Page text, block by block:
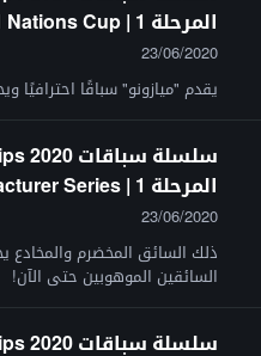
المرحلة 1 | Nations Cup الجولة .10 | آسيا
23/06/2020
يقدم "ميازونو" سباقًا احترافيًا
المرحلة 1 | Manufacturer Series الجولة .10 | آسيا
23/06/2020
ذلك السائق المخضرم
السائقين الموهوبين حتى الآن!